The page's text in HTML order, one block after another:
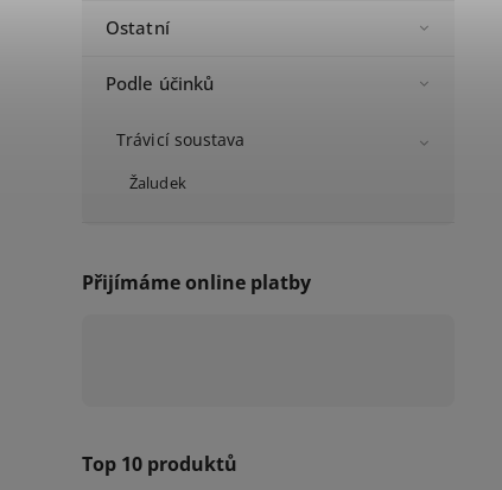
Ostatní
Podle účinků
Trávicí soustava
Žaludek
Přijímáme online platby
Top 10 produktů